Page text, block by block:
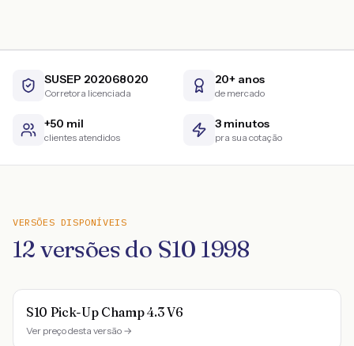
SUSEP 202068020
Corretora licenciada
20+ anos
de mercado
+50 mil
clientes atendidos
3 minutos
pra sua cotação
VERSÕES DISPONÍVEIS
12versões do S10 1998
S10 Pick-Up Champ 4.3 V6
Ver preço desta versão →